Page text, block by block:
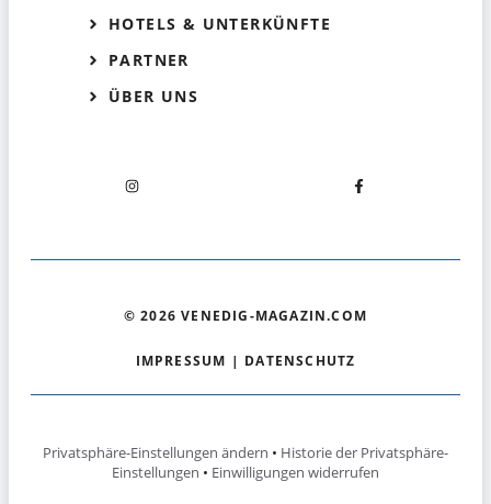
HOTELS & UNTERKÜNFTE
PARTNER
ÜBER UNS
© 2026 VENEDIG-MAGAZIN.COM
IMPRESSUM | DATENSCHUTZ
Privatsphäre-Einstellungen ändern • Historie der Privatsphäre-
Einstellungen • Einwilligungen widerrufen